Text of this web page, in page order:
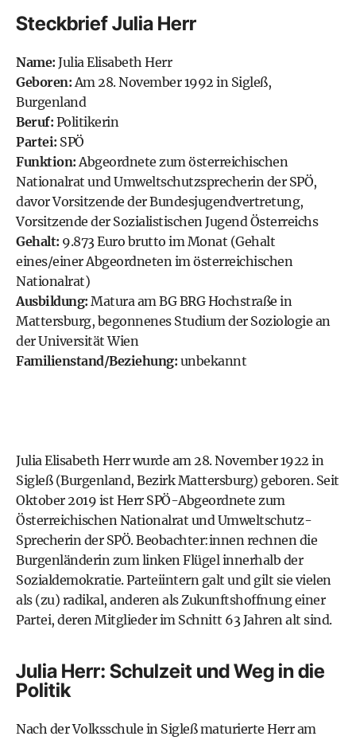
Steckbrief Julia Herr
Name: Julia Elisabeth Herr
Geboren:Am 28. November 1992 in Sigleß,
Burgenland
Beruf: Politikerin
Partei: SPÖ
Funktion:Abgeordnete zum österreichischen
Nationalrat und Umweltschutzsprecherin der SPÖ,
davor Vorsitzende der Bundesjugendvertretung,
Vorsitzende der Sozialistischen Jugend Österreichs
Gehalt: 9.873 Euro brutto im Monat (Gehalt
eines/einer Abgeordneten im österreichischen
Nationalrat)
Ausbildung: Matura am BG BRG Hochstraße in
Mattersburg, begonnenes Studium der Soziologie an
der Universität Wien
Familienstand/Beziehung: unbekannt
Julia Elisabeth Herr wurde am 28. November 1922 in
Sigleß (Burgenland, Bezirk Mattersburg) geboren. Seit
Oktober 2019 ist Herr SPÖ-Abgeordnete zum
Österreichischen Nationalrat und Umweltschutz-
Sprecherin der SPÖ. Beobachter:innen rechnen die
Burgenländerin zumlinken Flügelinnerhalb der
Sozialdemokratie. Parteiintern galt und gilt sie vielen
als (zu) radikal, anderen als Zukunftshoffnung einer
Partei, deren Mitglieder im Schnitt 63 Jahren alt sind.
Julia Herr: Schulzeit und Weg in die
Politik
Nach der Volksschule in Sigleß maturierte Herr am